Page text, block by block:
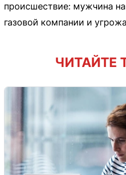
происшествие: мужчина
газовой компании и
ЧИТАЙТЕ